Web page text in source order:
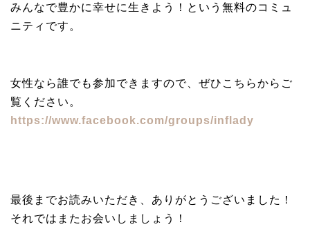
みんなで豊かに幸せに生きよう！という無料のコミュ
ニティです。
女性なら誰でも参加できますので、ぜひこちらからご
覧ください。
https://www.facebook.com/groups/inflady
最後までお読みいただき、ありがとうございました！
それではまたお会いしましょう！